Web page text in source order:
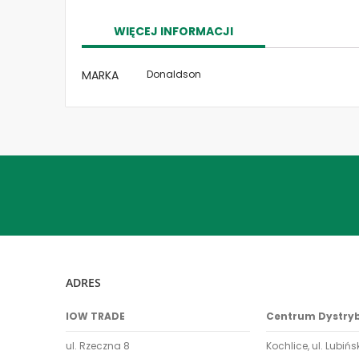
galleryWIĘCEJ INFORMACJI
Więcej
informacji
MARKA Donaldson
ADRES
IOW TRADE
ul. Rzeczna 8
Centrum
Kochlice, ul.